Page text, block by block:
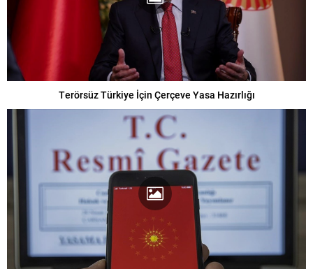
Terörsüz Türkiye İçin Çerçeve Yasa Hazırlığı